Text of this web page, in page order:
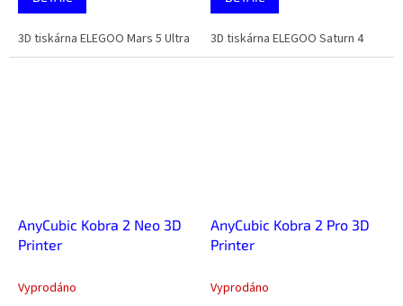
3D tiskárna ELEGOO Mars 5 Ultra 3D tiskárna ELEGOO Saturn 4
AnyCubic Kobra 2 Neo 3D
Printer
Vyprodáno
AnyCubic Kobra 2 Pro 3D
Printer
Vyprodáno